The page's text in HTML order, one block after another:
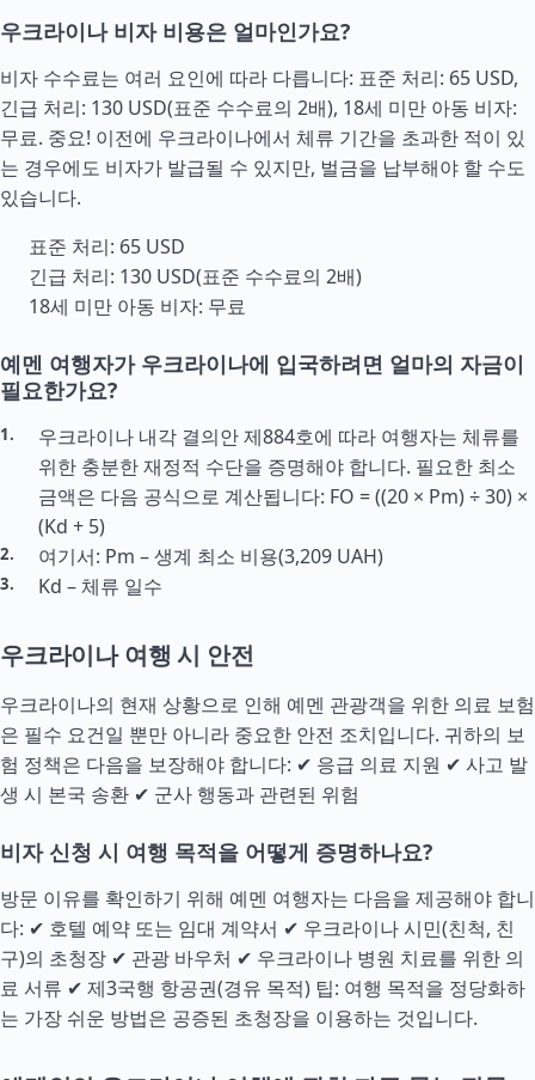
우크라이나 비자 비용은 얼마인가요?
비자 수수료는 여러 요인에 따라 다릅니다: 표준 처리: 65 USD,
긴급 처리: 130 USD(표준 수수료의 2배), 18세 미만 아동 비자:
무료. 중요! 이전에 우크라이나에서 체류 기간을 초과한 적이 있
는 경우에도 비자가 발급될 수 있지만, 벌금을 납부해야 할 수도
있습니다.
표준 처리: 65 USD
긴급 처리: 130 USD(표준 수수료의 2배)
18세 미만 아동 비자: 무료
예멘 여행자가 우크라이나에 입국하려면 얼마의 자금이
필요한가요?
우크라이나 내각 결의안 제884호에 따라 여행자는 체류를
위한 충분한 재정적 수단을 증명해야 합니다. 필요한 최소
금액은 다음 공식으로 계산됩니다: FO = ((20 × Pm) ÷ 30) ×
(Kd + 5)
여기서: Pm – 생계 최소 비용(3,209 UAH)
Kd – 체류 일수
우크라이나 여행 시 안전
우크라이나의 현재 상황으로 인해 예멘 관광객을 위한 의료 보험
은 필수 요건일 뿐만 아니라 중요한 안전 조치입니다. 귀하의 보
험 정책은 다음을 보장해야 합니다: ✔ 응급 의료 지원 ✔ 사고 발
생 시 본국 송환 ✔ 군사 행동과 관련된 위험
비자 신청 시 여행 목적을 어떻게 증명하나요?
방문 이유를 확인하기 위해 예멘 여행자는 다음을 제공해야 합니
다: ✔ 호텔 예약 또는 임대 계약서 ✔ 우크라이나 시민(친척, 친
구)의 초청장 ✔ 관광 바우처 ✔ 우크라이나 병원 치료를 위한 의
료 서류 ✔ 제3국행 항공권(경유 목적) 팁: 여행 목적을 정당화하
는 가장 쉬운 방법은 공증된 초청장을 이용하는 것입니다.